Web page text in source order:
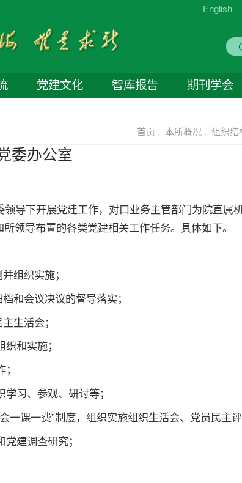
English
党建文化 智库报告 期刊学会
首页 . 本所概况 . 组织结
委办公室
导下开展党建工作，对口业务主管部门为院直属
领导布置的各类党建相关工作任务。具体如下。
组织实施；
和会议决议的督导落实；
生活会；
和实施；
习、参观、研讨等；
课一费”制度，组织实施组织生活会、党员民主评
建调查研究；